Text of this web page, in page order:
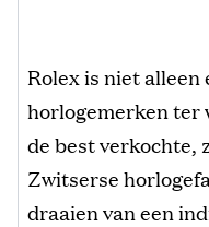
Rolex is niet alleen
horlogemerken ter
de best verkochte,
Zwitserse
draaien van een